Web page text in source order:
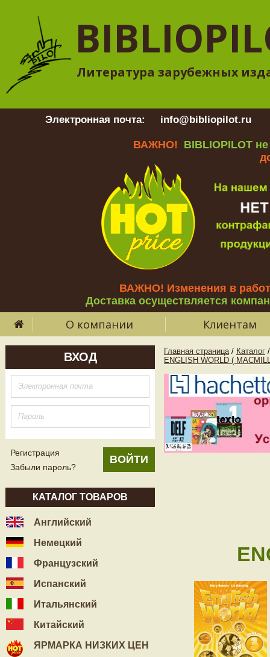
Литература зарубежных
Электронная почта: info@bibliopilot.ru
ВАЖНО! BIBLIOPILOT
ВАЖНО! Изменения в
Доставка осуществляется
О компании Клиентам
ВХОД
Регистрация
Забыли пароль?
КАТАЛОГ ТОВАРОВ
Английский
Немецкий
Французский
Испанский
Итальянский
Китайский
ЯРМАРКА НИЗКИХ ЦЕН
Главная страница / Каталог /
ENGLISH WORLD (